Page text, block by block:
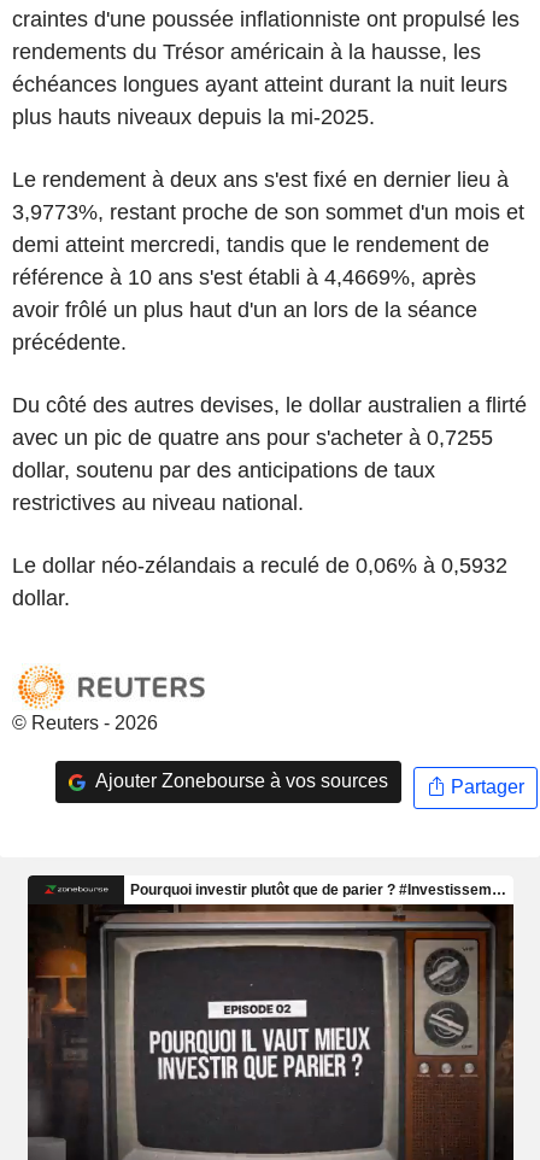
craintes d'une poussée inflationniste ont propulsé les
rendements du Trésor américain à la hausse, les
échéances longues ayant atteint durant la nuit leurs
plus hauts niveaux depuis la mi-2025.
Le rendement à deux ans s'est fixé en dernier lieu à
3,9773%, restant proche de son sommet d'un mois et
demi atteint mercredi, tandis que le rendement de
référence à 10 ans s'est établi à 4,4669%, après
avoir frôlé un plus haut d'un an lors de la séance
précédente.
Du côté des autres devises, le dollar australien a flirté
avec un pic de quatre ans pour s'acheter à 0,7255
dollar, soutenu par des anticipations de taux
restrictives au niveau national.
Le dollar néo-zélandais a reculé de 0,06% à 0,5932
dollar.
© Reuters - 2026
Ajouter Zonebourse à vos sources Partager